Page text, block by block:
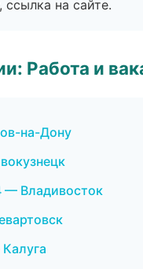
на сайте.
Работа и
на-Дону
— Владивосток